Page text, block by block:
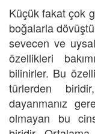
Küçük fakat çok
boğalarla
sevecen ve
özellikleri
bilinirler. Bu
türlerden
dayanmanız
olmayan bu